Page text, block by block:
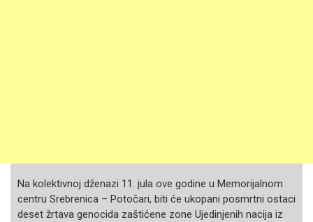
Na kolektivnoj dženazi 11. jula ove godine u Memorijalnom
centru Srebrenica – Potočari, biti će ukopani posmrtni ostaci
deset žrtava genocida zaštićene zone Ujedinjenih nacija iz